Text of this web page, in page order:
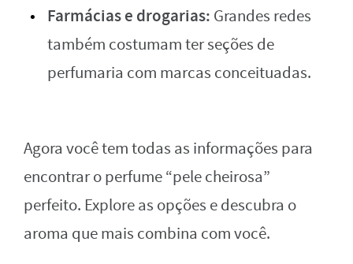
Farmácias e drogarias: Grandes redes
também costumam ter seções de
perfumaria com marcas conceituadas.
Agora você tem todas as informações para
encontrar o perfume “pele cheirosa”
perfeito. Explore as opções e descubra o
aroma que mais combina com você.